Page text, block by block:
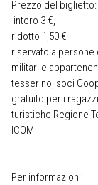
Prezzo del biglietto:
intero 3 €,
ridotto 1,50 €
riservato a persone
militari e
tesserino, soci
gratuito per i
turistiche Regione
ICOM
Per informazioni: